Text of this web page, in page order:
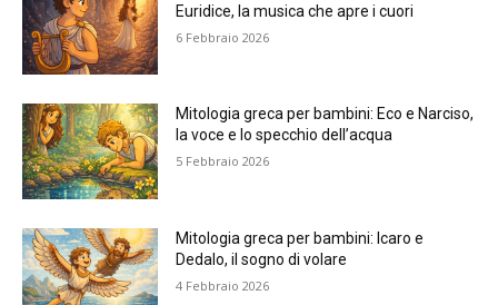
Euridice, la musica che apre i cuori
6 Febbraio 2026
Mitologia greca per bambini: Eco e Narciso,
la voce e lo specchio dell’acqua
5 Febbraio 2026
Mitologia greca per bambini: Icaro e
Dedalo, il sogno di volare
4 Febbraio 2026